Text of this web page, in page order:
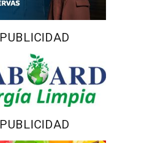
PUBLICIDAD
PUBLICIDAD